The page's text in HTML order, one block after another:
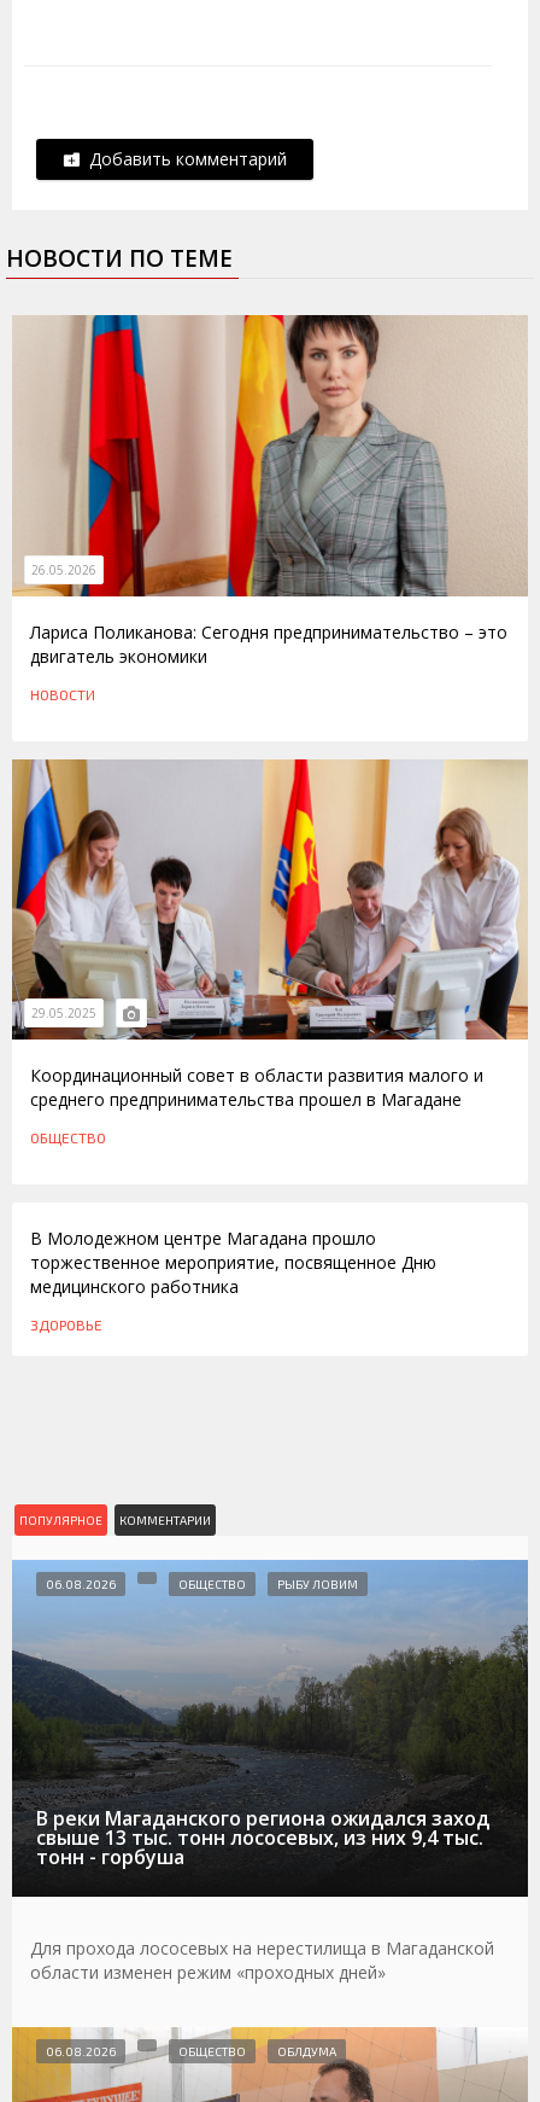
Добавить комментарий
НОВОСТИ ПО ТЕМЕ
26.05.2026
Лариса Поликанова: Сегодня предпринимательство – это
двигатель экономики
НОВОСТИ
29.05.2025
Координационный совет в области развития малого и
среднего предпринимательства прошел в Магадане
ОБЩЕСТВО
В Молодежном центре Магадана прошло
торжественное мероприятие, посвященное Дню
медицинского работника
ЗДОРОВЬЕ
ПОПУЛЯРНОЕ КОММЕНТАРИИ
В реки Магаданского региона ожидался заход
свыше 13 тыс. тонн лососевых, из них 9,4 тыс.
тонн - горбуша
06.08.2026 ОБЩЕСТВО РЫБУ ЛОВИМ
Для прохода лососевых на нерестилища в Магаданской
области изменен режим «проходных дней»
06.08.2026 ОБЩЕСТВО ОБЛДУМА